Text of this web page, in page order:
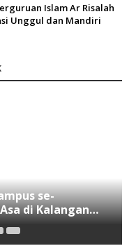
Islam Ar Risalah
Unggul dan Mandiri
se-
di Kalangan
Digital